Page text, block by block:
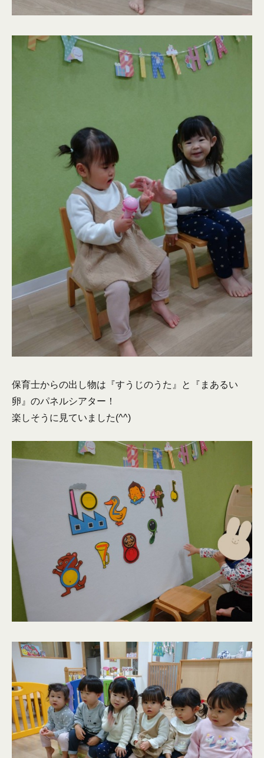
保育士からの出し物は『すうじのうた』と『まあるい
卵』のパネルシアター！
楽しそうに見ていました(^^)